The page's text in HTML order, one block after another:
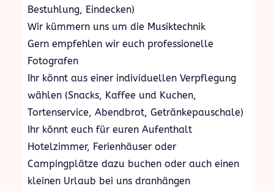
Bestuhlung, Eindecken)
Wir kümmern uns um die Musiktechnik
Gern empfehlen wir euch professionelle
Fotografen
Ihr könnt aus einer individuellen Verpflegung
wählen (Snacks, Kaffee und Kuchen,
Tortenservice, Abendbrot, Getränkepauschale)
Ihr könnt euch für euren Aufenthalt
Hotelzimmer, Ferienhäuser oder
Campingplätze dazu buchen oder auch einen
kleinen Urlaub bei uns dranhängen